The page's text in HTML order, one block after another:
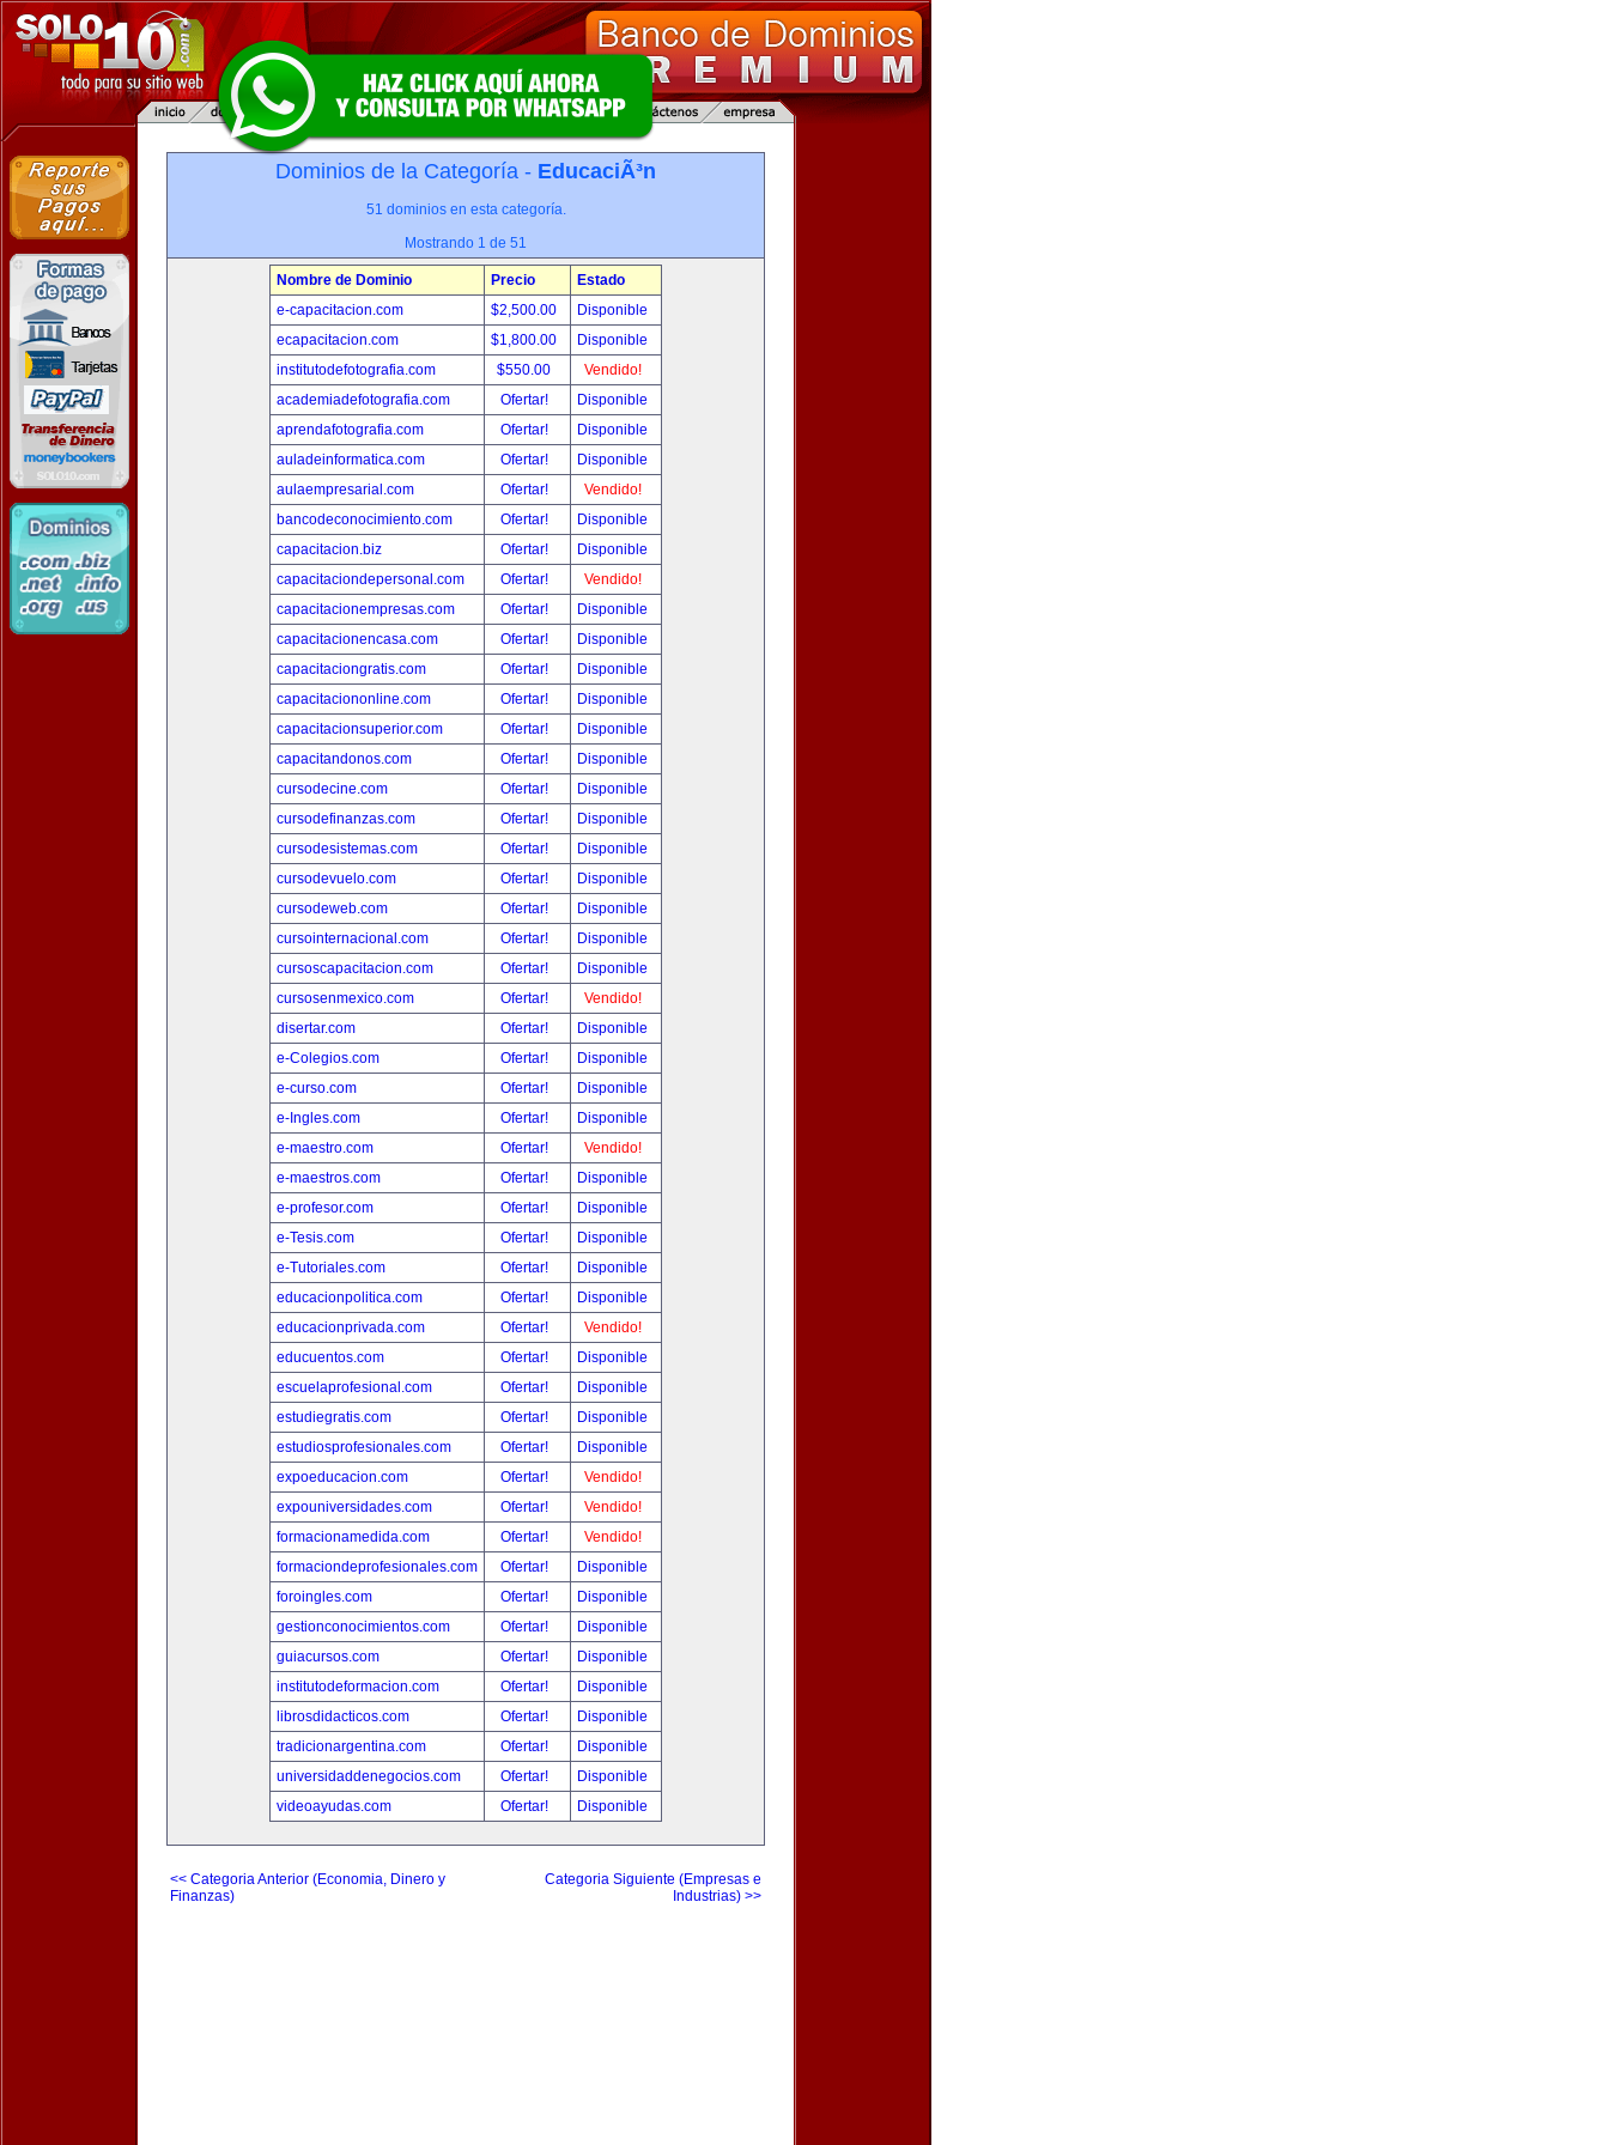
Dominios de la Categoría - EducaciÃ³n
51 dominios en esta categoría.
Mostrando 1 de 51
Nombre de Dominio Precio
Estado
e-capacitacion.com
$2,500.00
Disponible
ecapacitacion.com
$1,800.00
Disponible
institutodefotografia.com
$550.00
Vendido!
academiadefotografia.com
Ofertar!
Disponible
aprendafotografia.com
Ofertar!
Disponible
auladeinformatica.com
Ofertar!
Disponible
aulaempresarial.com
Ofertar!
Vendido!
bancodeconocimiento.com
Ofertar!
Disponible
capacitacion.biz
Ofertar!
Disponible
capacitaciondepersonal.com
Ofertar!
Vendido!
capacitacionempresas.com
Ofertar!
Disponible
capacitacionencasa.com
Ofertar!
Disponible
capacitaciongratis.com
Ofertar!
Disponible
capacitaciononline.com
Ofertar!
Disponible
capacitacionsuperior.com
Ofertar!
Disponible
capacitandonos.com
Ofertar!
Disponible
cursodecine.com
Ofertar!
Disponible
cursodefinanzas.com
Ofertar!
Disponible
cursodesistemas.com
Ofertar!
Disponible
cursodevuelo.com
Ofertar!
Disponible
cursodeweb.com
Ofertar!
Disponible
cursointernacional.com
Ofertar!
Disponible
cursoscapacitacion.com
Ofertar!
Disponible
cursosenmexico.com
Ofertar!
Vendido!
disertar.com
Ofertar!
Disponible
e-Colegios.com
Ofertar!
Disponible
e-curso.com
Ofertar!
Disponible
e-Ingles.com
Ofertar!
Disponible
e-maestro.com
Ofertar!
Vendido!
e-maestros.com
Ofertar!
Disponible
e-profesor.com
Ofertar!
Disponible
e-Tesis.com
Ofertar!
Disponible
e-Tutoriales.com
Ofertar!
Disponible
educacionpolitica.com
Ofertar!
Disponible
educacionprivada.com
Ofertar!
Vendido!
educuentos.com
Ofertar!
Disponible
escuelaprofesional.com
Ofertar!
Disponible
estudiegratis.com
Ofertar!
Disponible
estudiosprofesionales.com
Ofertar!
Disponible
expoeducacion.com
Ofertar!
Vendido!
expouniversidades.com
Ofertar!
Vendido!
formacionamedida.com
Ofertar!
Vendido!
formaciondeprofesionales.com
Ofertar!
Disponible
foroingles.com
Ofertar!
Disponible
gestionconocimientos.com
Ofertar!
Disponible
guiacursos.com
Ofertar!
Disponible
institutodeformacion.com
Ofertar!
Disponible
librosdidacticos.com
Ofertar!
Disponible
tradicionargentina.com
Ofertar!
Disponible
universidaddenegocios.com
Ofertar!
Disponible
videoayudas.com
Ofertar! Disponible
<< Categoria Anterior (Economia, Dinero y
Finanzas)
Categoria Siguiente (Empresas e
Industrias) >>